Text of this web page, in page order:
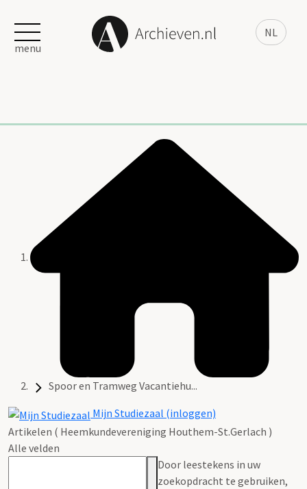
NL
menu
Spoor en Tramweg Vacantiehu...
Mijn Studiezaal (inloggen)
Artikelen ( Heemkundevereniging Houthem-St.Gerlach )
Alle velden
Door leestekens in uw
zoekopdracht te gebruiken,